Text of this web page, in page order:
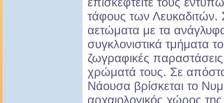
τάφους των Λευκαδιτών.
αετώματα με τα
συγκλονιστικά τμήματα
ζωγραφικές
χρώματά τους. Σε
Νάουσα βρίσκεται το
αρχαιολογικός χώρος